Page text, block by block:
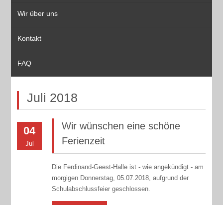
Wir über uns
Kontakt
FAQ
Juli 2018
04
Jul
Wir wünschen eine schöne
Ferienzeit
Die Ferdinand-Geest-Halle ist - wie angekündigt - am
morgigen Donnerstag, 05.07.2018, aufgrund der
Schulabschlussfeier geschlossen.